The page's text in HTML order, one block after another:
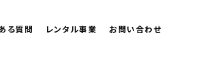
る質問 レンタル事業 お問い合わせ